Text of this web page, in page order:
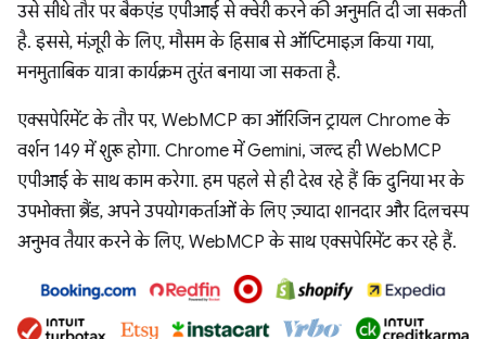
उसे सीधे तौर पर बैकएंड एपीआई से क्वेरी करने की अनुमति दी जा सकती
है. इससे, मंज़ूरी के लिए, मौसम के हिसाब से ऑप्टिमाइज़ किया गया,
मनमुताबिक यात्रा कार्यक्रम तुरंत बनाया जा सकता है.
एक्सपेरिमेंट के तौर पर, WebMCP का ऑरिजिन ट्रायल Chrome के
वर्शन 149 में शुरू होगा. Chrome में Gemini, जल्द ही WebMCP
एपीआई के साथ काम करेगा. हम पहले से ही देख रहे हैं कि दुनिया भर के
उपभोक्ता ब्रैंड, अपने उपयोगकर्ताओं के लिए ज़्यादा शानदार और दिलचस्प
अनुभव तैयार करने के लिए, WebMCP के साथ एक्सपेरिमेंट कर रहे हैं.